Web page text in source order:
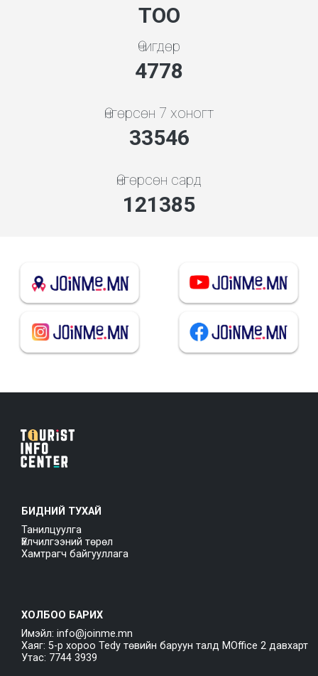
ТОО
Өчигдөр
5119
Өнгөрсөн 7 хоногт
35942
Өнгөрсөн сард
135391
БИДНИЙ ТУХАЙ
Танилцуулга
Үйлчилгээний төрөл
Хамтрагч байгууллага
ХОЛБОО БАРИХ
Имэйл: info@joinme.mn
Хаяг: 5-р хороо Tedy төвийн баруун талд MOffice 2 давхарт
Утас: 7744 3939